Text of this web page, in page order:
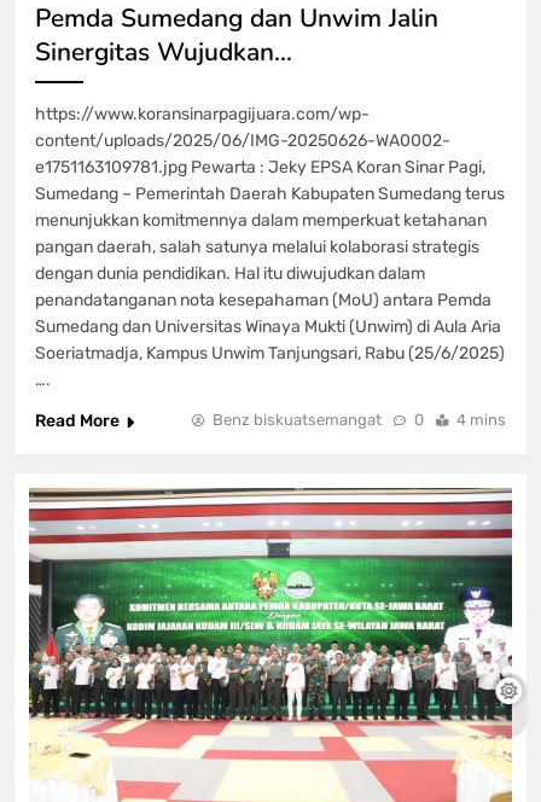
Pemda Sumedang dan Unwim Jalin
Sinergitas Wujudkan…
https://www.koransinarpagijuara.com/wp-
content/uploads/2025/06/IMG-20250626-WA0002-
e1751163109781.jpg Pewarta : Jeky EPSA Koran Sinar Pagi,
Sumedang – Pemerintah Daerah Kabupaten Sumedang terus
menunjukkan komitmennya dalam memperkuat ketahanan
pangan daerah, salah satunya melalui kolaborasi strategis
dengan dunia pendidikan. Hal itu diwujudkan dalam
penandatanganan nota kesepahaman (MoU) antara Pemda
Sumedang dan Universitas Winaya Mukti (Unwim) di Aula Aria
Soeriatmadja, Kampus Unwim Tanjungsari, Rabu (25/6/2025)
….
Read More
Benz biskuatsemangat 0 4 mins